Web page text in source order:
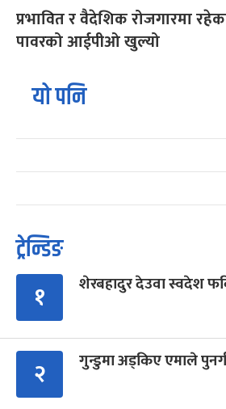
प्रभावित र वैदेशिक रोजगारमा
पावरको आईपीओ खुल्यो
यो पनि
ट्रेन्डिङ
१ शेरबहादुर देउवा स्वदेश
२ गुन्डुमा अड्किए एमाले